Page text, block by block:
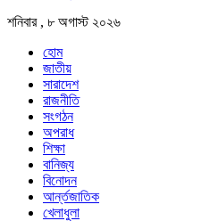
শনিবার , ৮ অগাস্ট ২০২৬
হোম
জাতীয়
সারাদেশ
রাজনীতি
সংগঠন
অপরাধ
শিক্ষা
বানিজ্য
বিনোদন
আর্ন্তজাতিক
খেলাধুলা